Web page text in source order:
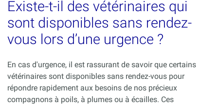
Existe-t-il des vétérinaires qui
sont disponibles sans rendez-
vous lors d’une urgence ?
En cas d'urgence, il est rassurant de savoir que certains
vétérinaires sont disponibles sans rendez-vous pour
répondre rapidement aux besoins de nos précieux
compagnons à poils, à plumes ou à écailles. Ces